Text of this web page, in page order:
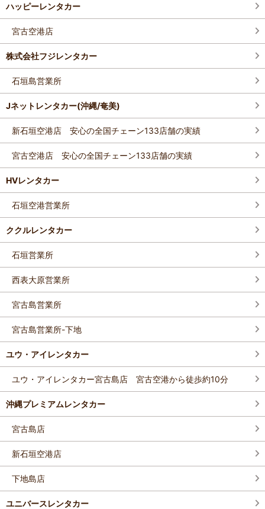
ハッピーレンタカー
宮古空港店
株式会社フジレンタカー
石垣島営業所
Jネットレンタカー(沖縄/奄美)
新石垣空港店 安心の全国チェーン133店舗の実績
宮古空港店 安心の全国チェーン133店舗の実績
HVレンタカー
石垣空港営業所
ククルレンタカー
石垣営業所
西表大原営業所
宮古島営業所
宮古島営業所-下地
ユウ・アイレンタカー
ユウ・アイレンタカー宮古島店 宮古空港から徒歩約10分
沖縄プレミアムレンタカー
宮古島店
新石垣空港店
下地島店
ユニバースレンタカー